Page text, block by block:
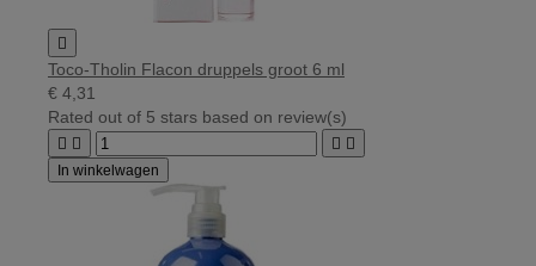

Toco-Tholin Flacon druppels groot 6 ml
€ 4,31
Rated out of 5 stars based on review(s)
   
In winkelwagen